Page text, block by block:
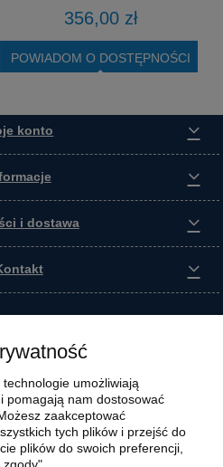
O DOSTĘPNOŚCI
konto
i dostawa
umożliwiają
pomagają nam dostosować
zaakceptować
tych plików i przejść do
plików do swoich preferencji,